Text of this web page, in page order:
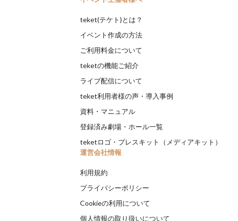
teket(テケト)とは？
イベント作成の方法
ご利用料金について
teketの機能ご紹介
ライブ配信について
teket利用者様の声・導入事例
資料・マニュアル
登録済み劇場・ホール一覧
teketロゴ・プレスキット（メディアキット）
運営会社情報
利用規約
プライバシーポリシー
Cookieの利用について
個人情報の取り扱いについて